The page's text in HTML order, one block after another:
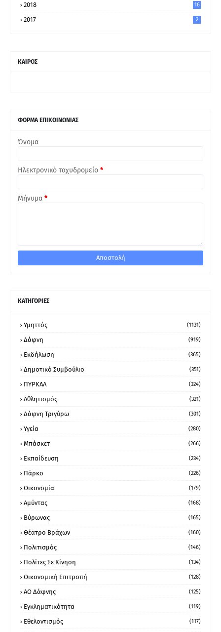
2018 16
2017 2
ΚΑΙΡΟΣ
ΦΟΡΜΑ ΕΠΙΚΟΙΝΩΝΙΑΣ
Όνομα
Ηλεκτρονικό ταχυδρομείο *
Μήνυμα *
ΚΑΤΗΓΟΡΙΕΣ
Υμηττός (1131)
Δάφνη (919)
Εκδήλωση (365)
Δημοτικό Συμβούλιο (351)
ΠΥΡΚΑΛ (324)
Αθλητισμός (321)
Δάφνη Τριγύρω (301)
Υγεία (280)
Μπάσκετ (266)
Εκπαίδευση (234)
Πάρκο (226)
Οικονομία (179)
Αμύντας (168)
Βύρωνας (165)
Θέατρο Βράχων (160)
Πολιτισμός (146)
Πολίτες Σε Κίνηση (134)
Οικονομική Επιτροπή (128)
ΑΟ Δάφνης (125)
Εγκληματικότητα (119)
Εθελοντισμός (117)